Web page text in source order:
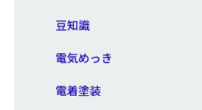
豆知識
電気めっき
電着塗装